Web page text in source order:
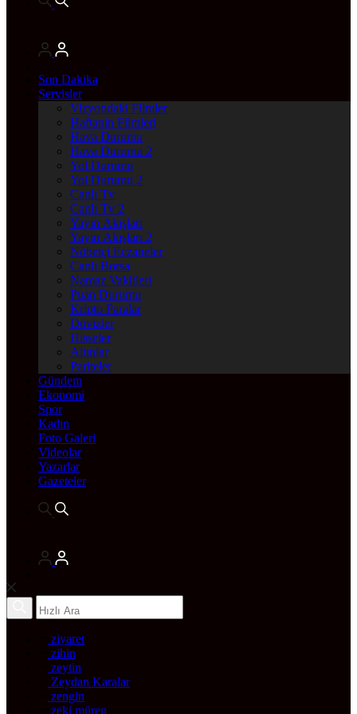
Son Dakika
Servisler
Vizyondaki Filmler
Haftanin Filmleri
Hava Durumu
Hava Durumu 2
Yol Durumu
Yol Durumu 2
Canlı Tv
Canlı Tv 2
Yayın Akışları
Yayın Akışları 2
Nöbetçi Eczaneler
Canlı Borsa
Namaz Vakitleri
Puan Durumu
Kripto Paralar
Dövizler
Hisseler
Altınlar
Pariteler
Gündem
Ekonomi
Spor
Kadın
Foto Galeri
Videolar
Yazarlar
Gazeteler
ziyaret
zihin
zeytin
Zeydan Karalar
zengin
zeki müren